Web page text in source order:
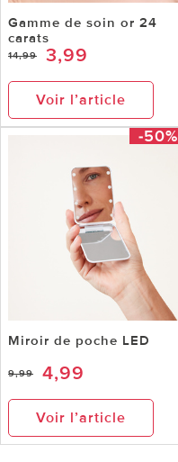
Gamme de soin or 24
carats
14,99 3,99
Voir l’article
-50%
Miroir de poche LED
9,99 4,99
Voir l’article